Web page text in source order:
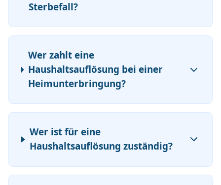
Sterbefall?
Wer zahlt eine
Haushaltsauflösung bei einer
Heimunterbringung?
Wer ist für eine
Haushaltsauflösung zuständig?